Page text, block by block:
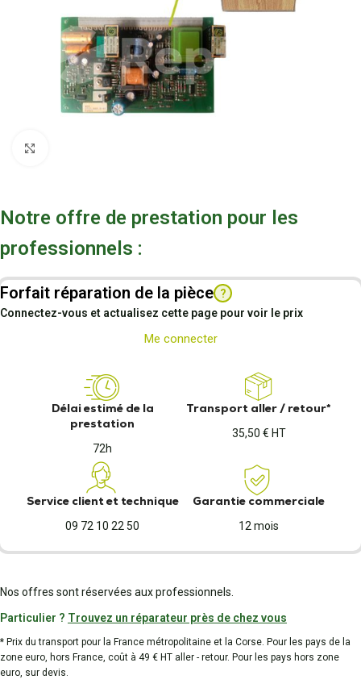
Notre offre de prestation pour les
professionnels :
Forfait réparation de la pièce ?
Connectez-vous et actualisez cette page pour voir le prix
Me connecter
Délai estimé de la
prestation
72h
Transport aller / retour*
35,50 € HT
Service client et technique
09 72 10 22 50
Garantie commerciale
12 mois
Nos offres sont réservées aux professionnels.
Particulier ? Trouvez un réparateur près de chez vous
* Prix du transport pour la France métropolitaine et la Corse. Pour les pays de la
zone euro, hors France, coût à 49 € HT aller - retour. Pour les pays hors zone
euro, sur devis.